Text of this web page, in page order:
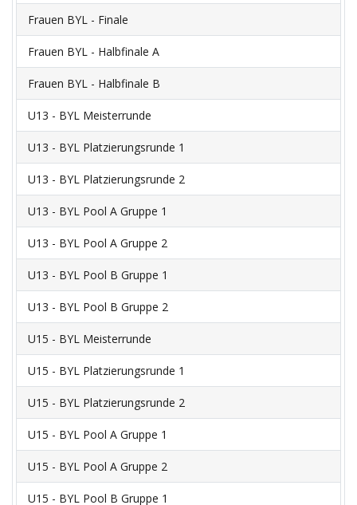
Frauen BYL - Finale
Frauen BYL - Halbfinale A
Frauen BYL - Halbfinale B
U13 - BYL Meisterrunde
U13 - BYL Platzierungsrunde 1
U13 - BYL Platzierungsrunde 2
U13 - BYL Pool A Gruppe 1
U13 - BYL Pool A Gruppe 2
U13 - BYL Pool B Gruppe 1
U13 - BYL Pool B Gruppe 2
U15 - BYL Meisterrunde
U15 - BYL Platzierungsrunde 1
U15 - BYL Platzierungsrunde 2
U15 - BYL Pool A Gruppe 1
U15 - BYL Pool A Gruppe 2
U15 - BYL Pool B Gruppe 1